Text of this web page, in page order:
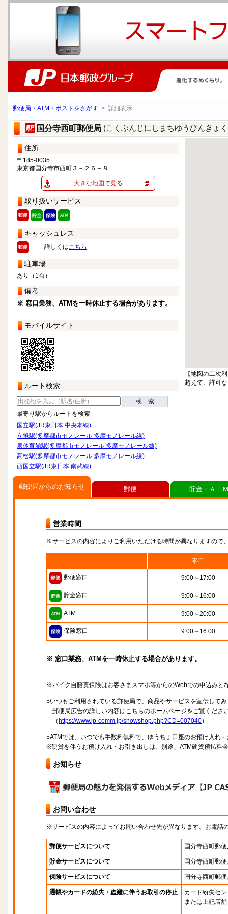
郵便局・ATM・ポストをさがす > 詳細表示
国分寺西町郵便局 (こくぶんじにしまちゆうびんきょ
住所
〒185-0035
東京都国分寺市西町３－２６－８
大きな地図で見る
取り扱いサービス
キャッシュレス
詳しくはこちら
駐車場
あり（1台）
備考
※ 窓口業務、ATMを一時休止する場合があります。
モバイルサイト
ルート検索
検 索
最寄り駅からルートを検索
国立駅(JR東日本 中央本線)
立飛駅(多摩都市モノレール 多摩モノレール線)
泉体育館駅(多摩都市モノレール 多摩モノレール線)
高松駅(多摩都市モノレール 多摩モノレール線)
西国立駅(JR東日本 南武線)
【地図の二次
超えて、許可
郵便局からのお知らせ
営業時間
※サービスの内容によりご利用いただける時間が異なりますので
平日
郵便窓口 9:00～17:00
貯金窓口 9:00～16:00
ATM 9:00～20:00
保険窓口 9:00～16:00
※ 窓口業務、ATMを一時休止する場合があります。
※バイク自賠責保険はお客さまスマホ等からのWebでの申込みと
○いつもご利用されている郵便局で、商品やサービスを宣伝して
郵便局広告の詳しい内容はこちらのホームページをご覧くださ
（ https://www.jp-comm.jp/showshop.php?CD=007040）
○ATMでは、いつでも手数料無料で、ゆうちょ口座のお預け入れ
※硬貨を伴うお預け入れ・お引き出しは、別途、ATM硬貨預払料
お知らせ
お問い合わせ
※サービスの内容によってお問い合わせ先が異なります。お電話
郵便サービスについて 国分寺西町郵
貯金サービスについて 国分寺西町郵
保険サービスについて 国分寺西町郵
通帳やカードの紛失・盗難に伴うお取引の停止
カード紛失セ
または上記店舗
郵便 貯金・ＡＴ